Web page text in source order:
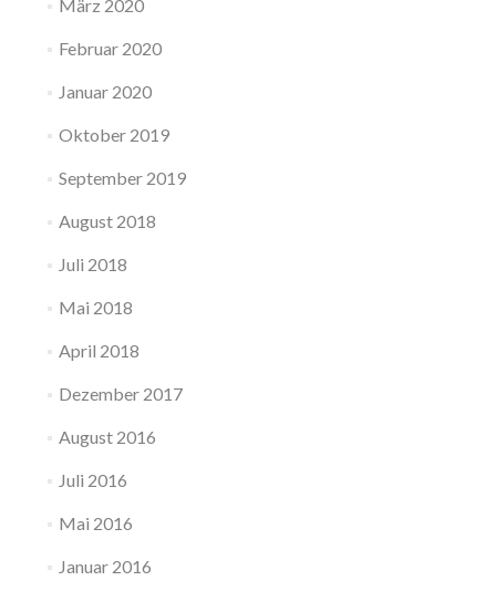
März 2020
Februar 2020
Januar 2020
Oktober 2019
September 2019
August 2018
Juli 2018
Mai 2018
April 2018
Dezember 2017
August 2016
Juli 2016
Mai 2016
Januar 2016